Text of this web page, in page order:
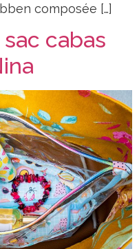
composée […]
cabas